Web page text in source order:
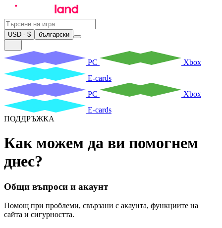
USD - $ български
PC
Xbox
E-cards
PC
Xbox
E-cards
ПОДДРЪЖКА
Как можем да ви помогнем
днес?
Общи въпроси и акаунт
Помощ при проблеми, свързани с акаунта, функциите на
сайта и сигурността.